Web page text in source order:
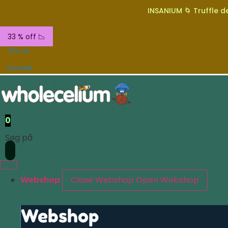
INSANIUM 🌀 Truffle
33 % off 📉
Om os
Kontakt
0
Søg på
Webshop Close Webshop Open Webshop
Webshop